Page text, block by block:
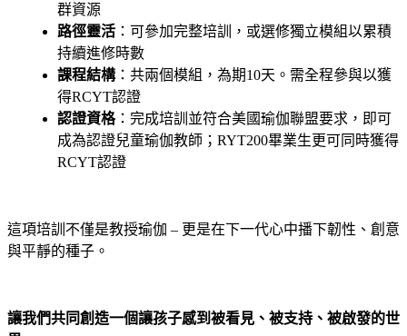
群資源
路徑靈活 ：可參加完整培訓，或選修獨立模組以累積
持續進修時數
課程結構：共兩個模組，為期10天。需全程參與以獲
得RCYT認證
認證資格：完成培訓並符合美國瑜伽聯盟要求，即可
成為認證兒童瑜伽教師；RYT200畢業生更可同時獲得
RCYT認證
這項培訓不僅是教授瑜伽 – 更是在下一代心中播下韌性、創意
與平靜的種子。
讓我們共同創造一個讓孩子感到被看見、被支持、被啟發的世